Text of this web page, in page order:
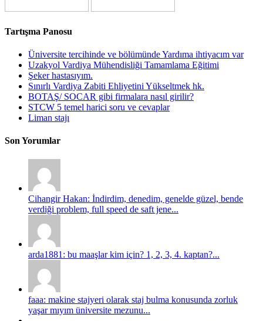
Tartışma Panosu
Üniversite tercihinde ve bölümünde Yardıma ihtiyacım var
Uzakyol Vardiya Mühendisliği Tamamlama Eğitimi
Şeker hastasıyım.
Sınırlı Vardiya Zabiti Ehliyetini Yükseltmek hk.
BOTAŞ/ SOCAR gibi firmalara nasıl girilir?
STCW 5 temel harici soru ve cevaplar
Liman stajı
Son Yorumlar
Cihangir Hakan: İndirdim, denedim, genelde güzel, bende
verdiği problem, full speed de saft jene...
arda1881: bu maaşlar kim için? 1, 2, 3, 4. kaptan?...
faaa: makine stajyeri olarak staj bulma konusunda zorluk
yaşar mıyım üniversite mezunu...